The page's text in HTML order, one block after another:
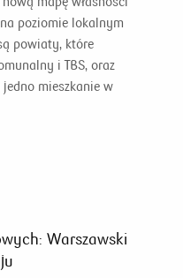
poziomie lokalnym
powiaty, które
i TBS, oraz
mieszkanie w
Warszawski